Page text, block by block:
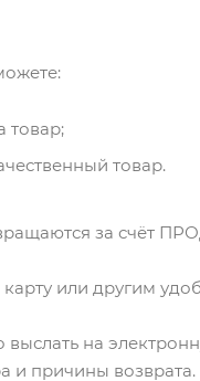
товар;
товар.
за счёт
или другим
на
и причины возврата.